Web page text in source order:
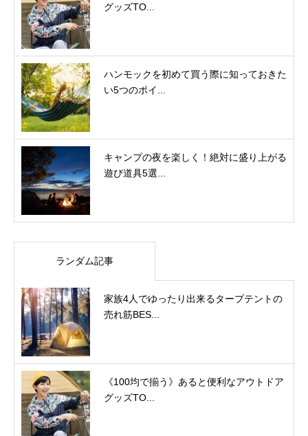
グッズTO...
ハンモックを初めて買う際に知っておきた
い5つのポイ...
キャンプの夜を楽しく！絶対に盛り上がる
遊び道具5選...
ランダム記事
家族4人でゆったり出来るタープテントの
売れ筋BES...
《100均で揃う》あると便利なアウトドア
グッズTO...